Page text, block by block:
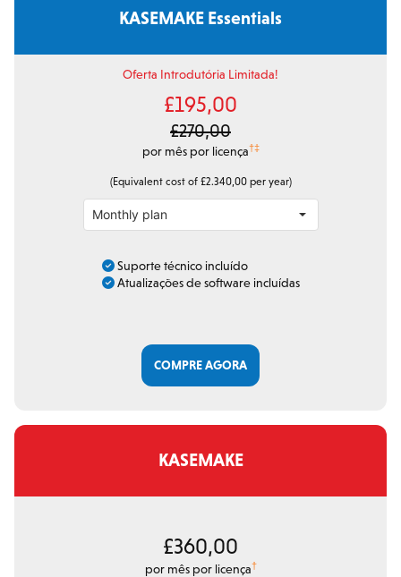
KASEMAKE Essentials
Oferta Introdutória Limitada!
£195,00
£270,00
por mês por licença†‡
(Equivalent cost of £2.340,00 per year)
Suporte técnico incluído
Atualizações de software incluídas
COMPRE AGORA
KASEMAKE
£360,00
por mês por licença†